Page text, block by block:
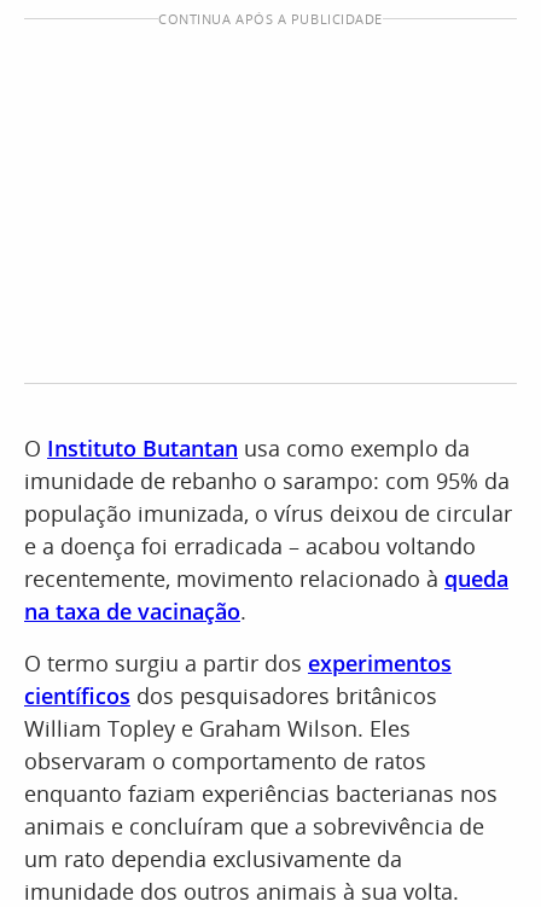
CONTINUA APÓS A PUBLICIDADE
O Instituto Butantan usa como exemplo da
imunidade de rebanho o sarampo: com 95% da
população imunizada, o vírus deixou de circular
e a doença foi erradicada – acabou voltando
recentemente, movimento relacionado à queda
na taxa de vacinação.
O termo surgiu a partir dos experimentos
científicos dos pesquisadores britânicos
William Topley e Graham Wilson. Eles
observaram o comportamento de ratos
enquanto faziam experiências bacterianas nos
animais e concluíram que a sobrevivência de
um rato dependia exclusivamente da
imunidade dos outros animais à sua volta.